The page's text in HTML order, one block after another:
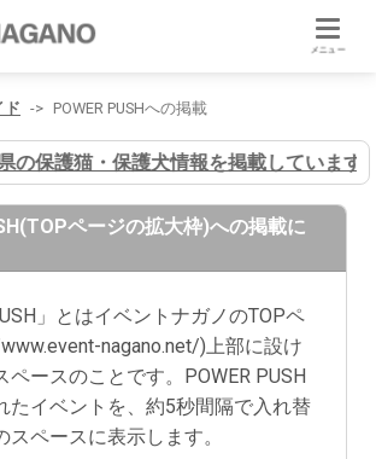
メニュー
ド POWER PUSHへの掲載
保護猫・保護犬情報を掲載しています
ページの拡大枠)への掲載に
」とはイベントナガノのTOPペ
nagano.net/)上部に設け
ペースのことです。POWER PUSH
たイベントを、約5秒間隔で入れ替
スペースに表示します。